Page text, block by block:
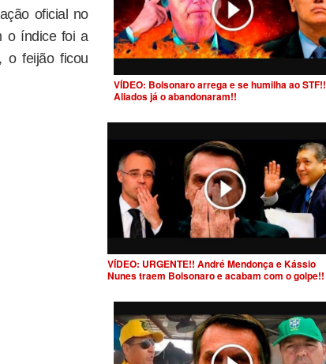
oficial no
o índice foi a
o feijão ficou
VÍDEO: Bolsonaro arrega e se humilha ao STF!!
Aliados já o abandonaram!!
VÍDEO: URGENTE!! André Mendonça e Kássio
Nunes traem Bolsonaro e acabam com o golpe!!